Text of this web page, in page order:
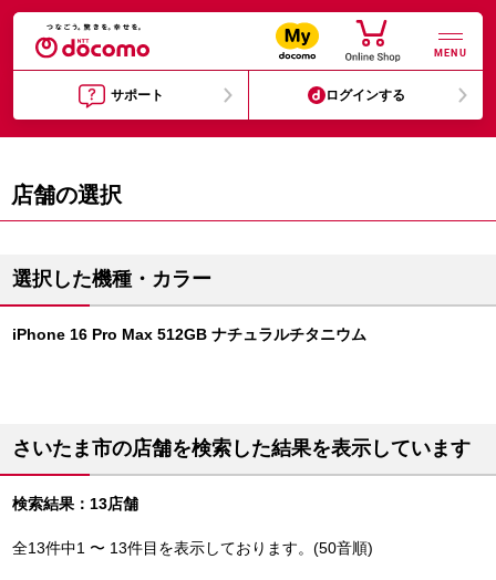
MENU
サポート ログインする
店舗の選択
選択した機種・カラー
iPhone 16 Pro Max 512GB ナチュラルチタニウム
さいたま市の店舗を検索した結果を表示しています
検索結果：13店舗
全13件中1 〜 13件目を表示しております。(50音順)